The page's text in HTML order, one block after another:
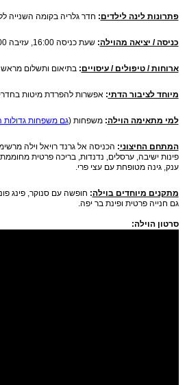
פתרונות לינה לילדים: חדר גלריה בקומה השנייה
כניסה / יציאה מהוילה: שעת כניסה 16:00, עזיבה 12:00, גמישות מוצ"ש.
ארוחות / טיפולים / עיסויים: בתיאום ותשלום מראש
מיוחד לציבור הדתי: אפשרות להפרדת מיטות
למי מתאימה הוילה: משפחות (גם משפחות
המתחם החיצוני: הכניסה אל גרנד רויאל וילה
פינות ישיבה, ערסלים, נדנדות, בריכה פרטית מחוממת
ענק, גינה מטופחת עם עצי פרי.
מתקנים מיוחדים בוילה:
גם חנייה פרטית ופינת בר יפה.
סרטון הוילה: